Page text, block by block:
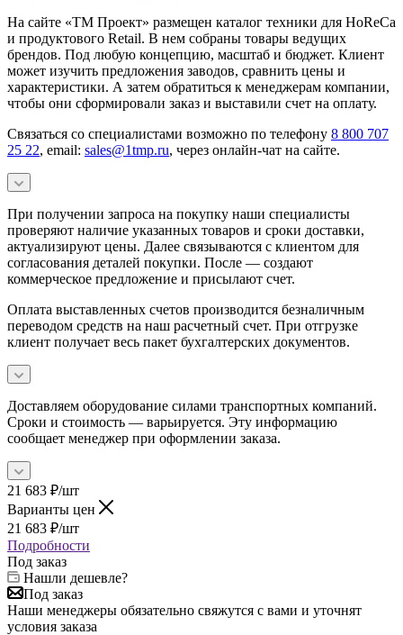
На сайте «ТМ Проект» размещен каталог техники для HoReCa
и продуктового Retail. В нем собраны товары ведущих
брендов. Под любую концепцию, масштаб и бюджет. Клиент
может изучить предложения заводов, сравнить цены и
характеристики. А затем обратиться к менеджерам компании,
чтобы они сформировали заказ и выставили счет на оплату.
Связаться со специалистами возможно по телефону 8 800 707
25 22, email: sales@1tmp.ru, через онлайн-чат на сайте.
При получении запроса на покупку наши специалисты
проверяют наличие указанных товаров и сроки доставки,
актуализируют цены. Далее связываются с клиентом для
согласования деталей покупки. После — создают
коммерческое предложение и присылают счет.
Оплата выставленных счетов производится безналичным
переводом средств на наш расчетный счет. При отгрузке
клиент получает весь пакет бухгалтерских документов.
Доставляем оборудование силами транспортных компаний.
Сроки и стоимость — варьируется. Эту информацию
сообщает менеджер при оформлении заказа.
21 683 ₽/шт
Варианты цен
21 683 ₽/шт
Подробности
Под заказ
Нашли дешевле?
Под заказ
Наши менеджеры обязательно свяжутся с вами и уточнят
условия заказа